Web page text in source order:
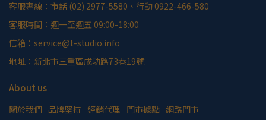
客服專線：市話 (02) 2977-5580、行動 0922-466-580
客服時間：週一至週五 09:00-18:00
信箱：service@t-studio.info
地址：新北市三重區成功路73巷19號
About us
關於我們 品牌堅持 經銷代理 門市據點 網路門市